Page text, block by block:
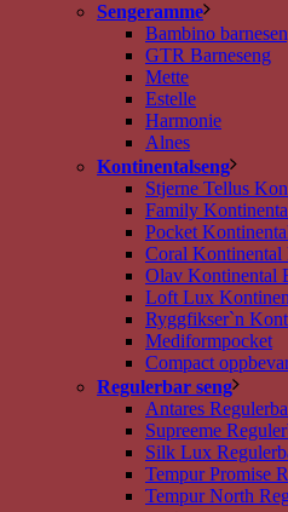
Sengeramme
Bambino
GTR Barneseng
Mette
Estelle
Harmonie
Alnes
Kontinentalseng
Stjerne Tellus
Family
Pocket
Coral Kontinental
Olav Kontinental
Loft Lux
Ryggfikser`n
Mediformpocket
Compact
Regulerbar seng
Antares
Supreeme
Silk Lux
Tempur Promise
Tempur North